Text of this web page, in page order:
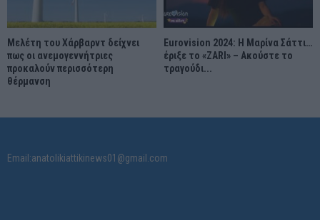
Μελέτη του Χάρβαρντ δείχνει
πως οι ανεμογεννήτριες
προκαλούν περισσότερη
θέρμανση
Eurovision 2024: Η Μαρίνα Σάττι…
έριξε το «ZARI» – Ακούστε το
τραγούδι...
Email:anatolikiattikinews01@gmail.com